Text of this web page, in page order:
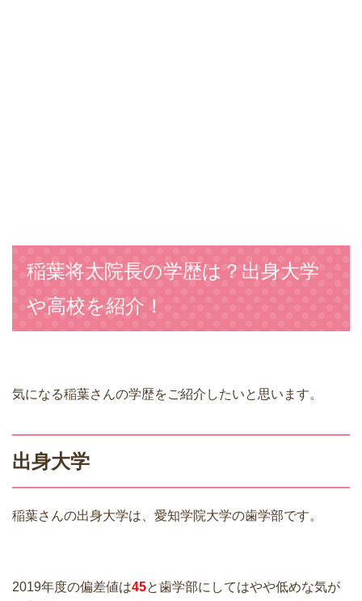
稲葉将太院長の学歴は？出身大学
や高校を紹介！
気になる稲葉さんの学歴をご紹介したいと思います。
出身大学
稲葉さんの出身大学は、愛知学院大学の歯学部です。
2019年度の偏差値は45と歯学部にしてはやや低めな気が